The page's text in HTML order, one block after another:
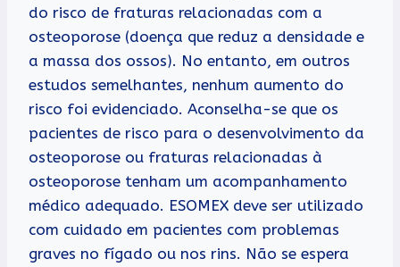
do risco de fraturas relacionadas com a
osteoporose (doença que reduz a densidade e
a massa dos ossos). No entanto, em outros
estudos semelhantes, nenhum aumento do
risco foi evidenciado. Aconselha-se que os
pacientes de risco para o desenvolvimento da
osteoporose ou fraturas relacionadas à
osteoporose tenham um acompanhamento
médico adequado. ESOMEX deve ser utilizado
com cuidado em pacientes com problemas
graves no fígado ou nos rins. Não se espera